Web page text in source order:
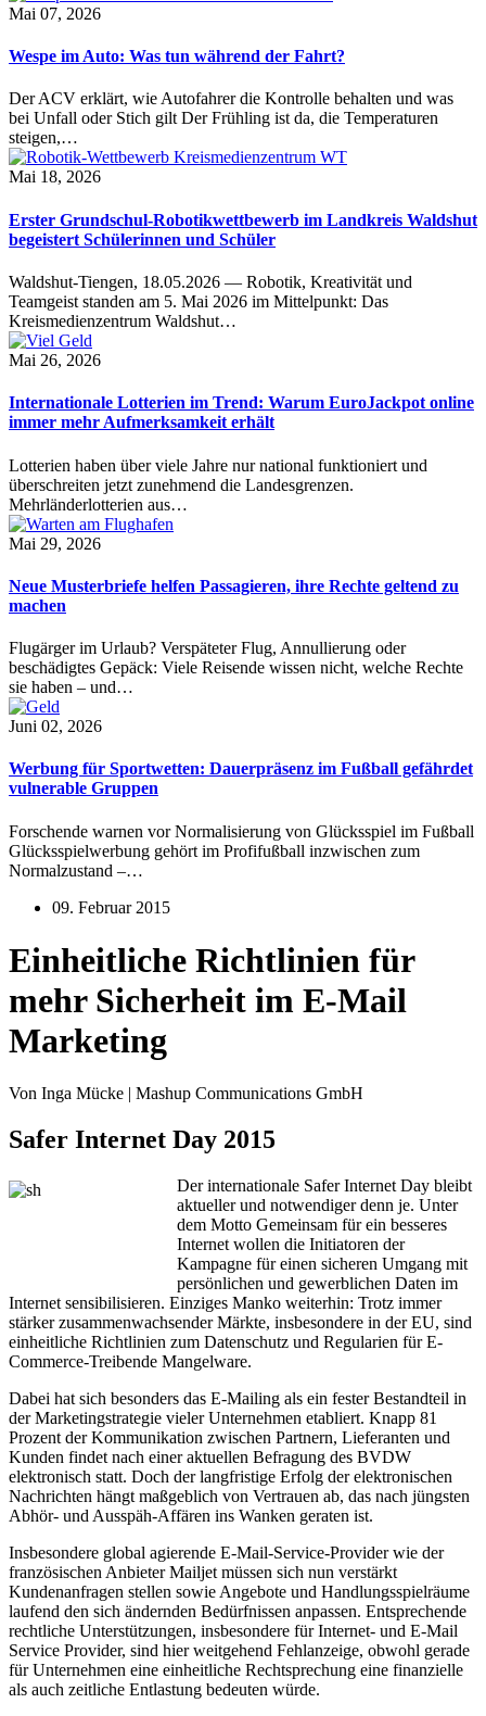
Mai 07, 2026
Wespe im Auto: Was tun während der Fahrt?
Der ACV erklärt, wie Autofahrer die Kontrolle behalten und was
bei Unfall oder Stich gilt Der Frühling ist da, die Temperaturen
steigen,…
Mai 18, 2026
Erster Grundschul-Robotikwettbewerb im Landkreis Waldshut
begeistert Schülerinnen und Schüler
Waldshut-Tiengen, 18.05.2026 — Robotik, Kreativität und
Teamgeist standen am 5. Mai 2026 im Mittelpunkt: Das
Kreismedienzentrum Waldshut…
Mai 26, 2026
Internationale Lotterien im Trend: Warum EuroJackpot online
immer mehr Aufmerksamkeit erhält
Lotterien haben über viele Jahre nur national funktioniert und
überschreiten jetzt zunehmend die Landesgrenzen.
Mehrländerlotterien aus…
Mai 29, 2026
Neue Musterbriefe helfen Passagieren, ihre Rechte geltend zu
machen
Flugärger im Urlaub? Verspäteter Flug, Annullierung oder
beschädigtes Gepäck: Viele Reisende wissen nicht, welche Rechte
sie haben – und…
Juni 02, 2026
Werbung für Sportwetten: Dauerpräsenz im Fußball gefährdet
vulnerable Gruppen
Forschende warnen vor Normalisierung von Glücksspiel im Fußball
Glücksspielwerbung gehört im Profifußball inzwischen zum
Normalzustand –…
09. Februar 2015
Einheitliche Richtlinien für
mehr Sicherheit im E-Mail
Marketing
Von Inga Mücke | Mashup Communications GmbH
Safer Internet Day 2015
Der internationale Safer Internet Day bleibt
aktueller und notwendiger denn je. Unter
dem Motto Gemeinsam für ein besseres
Internet wollen die Initiatoren der
Kampagne für einen sicheren Umgang mit
persönlichen und gewerblichen Daten im
Internet sensibilisieren. Einziges Manko weiterhin: Trotz immer
stärker zusammenwachsender Märkte, insbesondere in der EU, sind
einheitliche Richtlinien zum Datenschutz und Regularien für E-
Commerce-Treibende Mangelware.
Dabei hat sich besonders das E-Mailing als ein fester Bestandteil in
der Marketingstrategie vieler Unternehmen etabliert. Knapp 81
Prozent der Kommunikation zwischen Partnern, Lieferanten und
Kunden findet nach einer aktuellen Befragung des BVDW
elektronisch statt. Doch der langfristige Erfolg der elektronischen
Nachrichten hängt maßgeblich von Vertrauen ab, das nach jüngsten
Abhör- und Ausspäh-Affären ins Wanken geraten ist.
Insbesondere global agierende E-Mail-Service-Provider wie der
französischen Anbieter Mailjet müssen sich nun verstärkt
Kundenanfragen stellen sowie Angebote und Handlungsspielräume
laufend den sich ändernden Bedürfnissen anpassen. Entsprechende
rechtliche Unterstützungen, insbesondere für Internet- und E-Mail
Service Provider, sind hier weitgehend Fehlanzeige, obwohl gerade
für Unternehmen eine einheitliche Rechtsprechung eine finanzielle
als auch zeitliche Entlastung bedeuten würde.